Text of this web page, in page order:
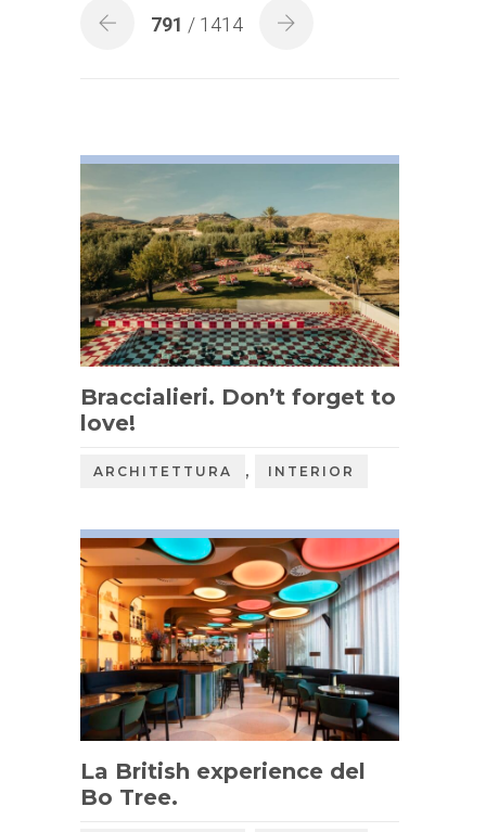
791 / 1414
Braccialieri. Don’t forget to
love!
ARCHITETTURA , INTERIOR
La British experience del
Bo Tree.